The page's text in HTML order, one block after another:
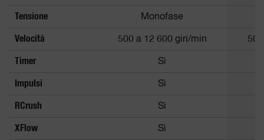
Tensione Monofase
Velocità 500 a 12 600 giri/min
Timer Sì
Impulsi Sì
RCrush Sì
XFlow Sì